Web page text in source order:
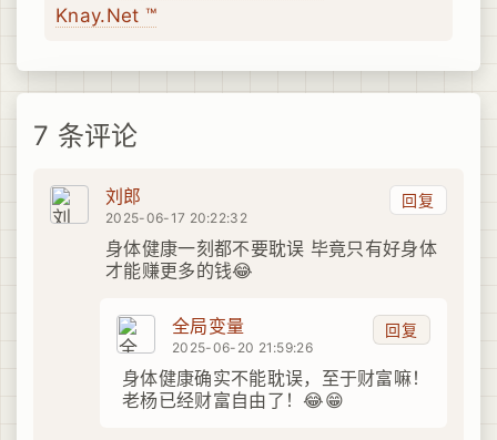
Knay.Net ™
7 条评论
回复
刘郎
2025-06-17 20:22:32
身体健康一刻都不要耽误 毕竟只有好身体
才能赚更多的钱😂
回复
全局变量
2025-06-20 21:59:26
身体健康确实不能耽误，至于财富嘛！
老杨已经财富自由了！😂😁